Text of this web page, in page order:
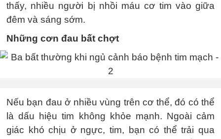
thấy, nhiều người bị nhồi máu cơ tim vào giữa
đêm và sáng sớm.
Những cơn đau bất chợt
Nếu bạn đau ở nhiều vùng trên cơ thể, đó có thể
là dấu hiệu tim không khỏe mạnh. Ngoài cảm
giác khó chịu ở ngực, tim, bạn có thể trải qua